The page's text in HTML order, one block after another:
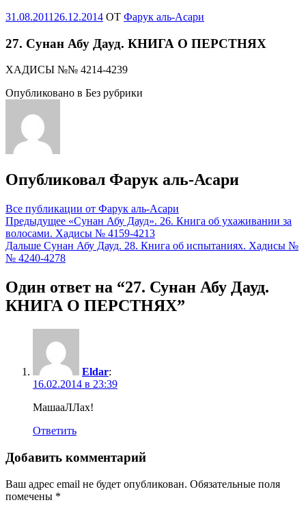
Опубликовано
31.08.2011 26.12.2014 OT Фарук аль-Асари
27. Сунан Абу Дауд. КНИГА О ПЕРСТНЯХ
ХАДИСЫ №№ 4214-4239
Опубликовано в Без рубрики
Опубликовал Фарук аль-Асари
Все публикации от Фарук аль-Асари
Навигация
по
записям
Предыдущее «Сунан Абу Дауд». 26. Книга об ухаживании за
волосами. Хадисы № 4159-4213
Дальше Сунан Абу Дауд. 28. Книга об испытаниях. Хадисы №
№ 4240-4278
Один ответ на “27. Сунан Абу Дауд.
КНИГА О ПЕРСТНЯХ”
Eldar:
16.02.2014 в 23:39
МашааЛЛах!
Ответить
Добавить комментарий
Ваш адрес email не будет опубликован. Обязательные поля
помечены *